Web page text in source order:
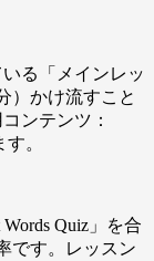
る「メインレッ
）かけ流すこと
ンテンツ：
。
Words Quiz」を合
です。レッスン